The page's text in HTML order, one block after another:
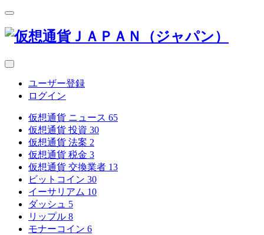
ユーザー登録
ログイン
仮想通貨 ニュース 65
仮想通貨 投資 30
仮想通貨 法案 2
仮想通貨 税金 3
仮想通貨 交換業者 13
ビットコイン 30
イーサリアム 10
ダッシュ 5
リップル 8
モナーコイン 6